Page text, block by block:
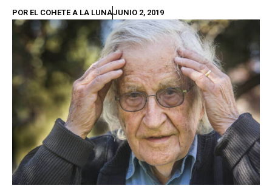
POR EL COHETE A LA LUNAJUNIO 2, 2019